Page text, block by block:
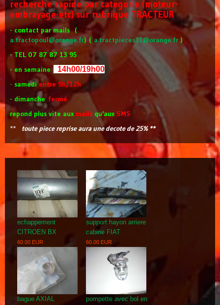
recherche rapide par categorie (moteur-
embrayage-etc) sur rubrique TRACTEUR
- contact par mails (
a.tractopoul@orange.fr) ( a.tractpieces31@orange.fr)
-TEL 07 87 87 13 95
- en semaine 14h00/19h00
- samedientre 9h/12h
- dimanche fermé
repond plus vite aux mails qu'aux SMS
**
toute piece reprise aura une decote de 25% **
echappement
CITROEN BX
60.00 EUR
support hayon arriere
cabine FIAT
60.00 EUR
bague AXIAL
pompette avec bol en